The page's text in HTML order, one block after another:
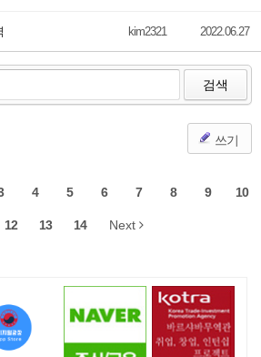
kim2321 2022.06.27
검색
쓰기
4 5 6 7 8 9 10
12 13 14 Next